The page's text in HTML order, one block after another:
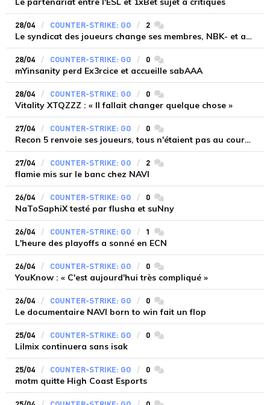
28/04 COUNTER-STRIKE: GO 2 commentaires
Le syndicat des joueurs change ses membres, NBK- et apEX sont élus
28/04 COUNTER-STRIKE: GO 0 commentaires
mYinsanity perd Ex3rcice et accueille sabAAA
28/04 COUNTER-STRIKE: GO 0 commentaires
Vitality XTQZZZ : « Il fallait changer quelque chose »
27/04 COUNTER-STRIKE: GO 0 commentaires
Recon 5 renvoie ses joueurs, tous n'étaient pas au courant
27/04 COUNTER-STRIKE: GO 2 commentaires
flamie mis sur le banc chez NAVI
26/04 COUNTER-STRIKE: GO 0 commentaires
NaToSaphiX testé par flusha et suNny
26/04 COUNTER-STRIKE: GO 1 commentaires
L'heure des playoffs a sonné en ECN
26/04 COUNTER-STRIKE: GO 0 commentaires
YouKnow : « C'est aujourd'hui très compliqué »
26/04 COUNTER-STRIKE: GO 0 commentaires
Le documentaire NAVI born to win fait un flop
25/04 COUNTER-STRIKE: GO 0 commentaires
Lilmix continuera sans isak
25/04 COUNTER-STRIKE: GO 0 commentaires
motm quitte High Coast Esports